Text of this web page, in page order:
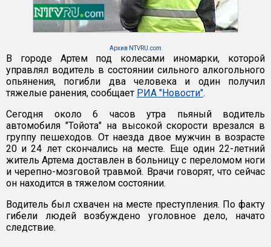
Архив NTVRU.com
В городе Артем под колесами иномарки, которой
управлял водитель в состоянии сильного алкогольного
опьянения, погибли два человека и один получил
тяжелые ранения, сообщает РИА "Новости".
Сегодня около 6 часов утра пьяный водитель
автомобиля "Тойота" на высокой скорости врезался в
группу пешеходов. От наезда двое мужчин в возрасте
20 и 24 лет скончались на месте. Еще один 22-летний
житель Артема доставлен в больницу с переломом ноги
и черепно-мозговой травмой. Врачи говорят, что сейчас
он находится в тяжелом состоянии.
Водитель был схвачен на месте преступления. По факту
гибели людей возбуждено уголовное дело, начато
следствие.